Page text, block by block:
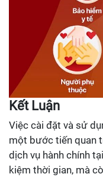
Kết Luận
Việc cài đặt và sử
một bước tiến quan
dịch vụ hành chính
kiệm thời gian, mà